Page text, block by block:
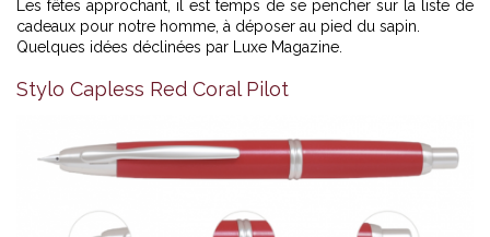
Les fêtes approchant, il est temps de se pencher sur la liste de
cadeaux pour notre homme, à déposer au pied du sapin.
Quelques idées déclinées par Luxe Magazine.
Stylo Capless Red Coral Pilot